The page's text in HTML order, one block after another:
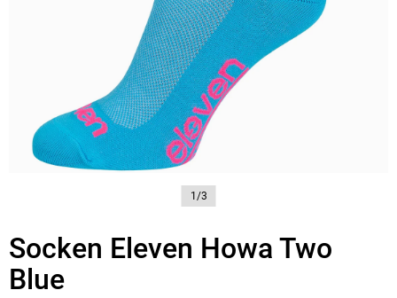
1/3
Socken Eleven Howa Two
Blue